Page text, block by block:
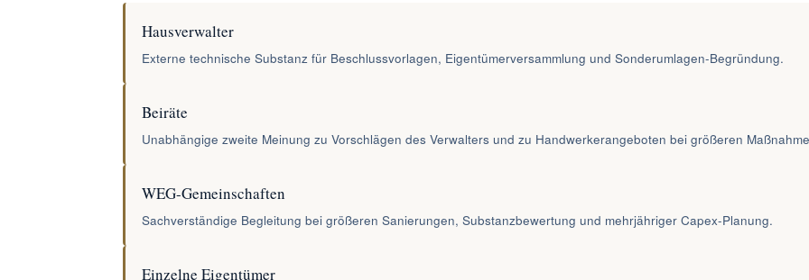
Hausverwalter
Externe technische Substanz für Beschlussvorlagen, Eigentümerversammlung und Sonderumlagen-Begründung.
Beiräte
Unabhängige zweite Meinung zu Vorschlägen des Verwalters und zu Handwerkerangeboten bei größeren
WEG-Gemeinschaften
Sachverständige Begleitung bei größeren Sanierungen, Substanzbewertung und mehrjähriger Capex-Planung.
Einzelne Eigentümer